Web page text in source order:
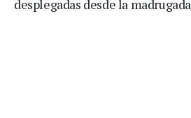
desplegadas desde la